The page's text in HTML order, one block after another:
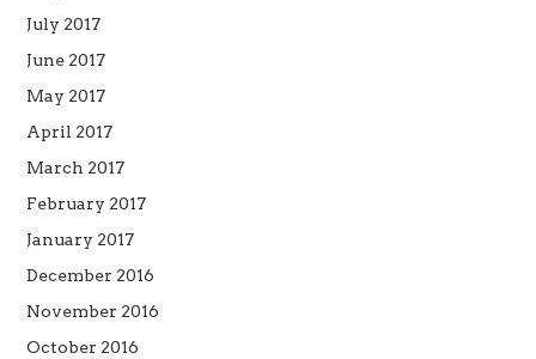
July 2017
June 2017
May 2017
April 2017
March 2017
February 2017
January 2017
December 2016
November 2016
October 2016